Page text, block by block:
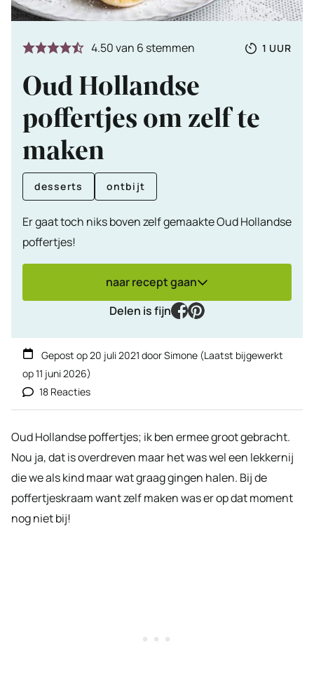
4.50van 6 stemmen
Totale
1 UUR
UUR
Oud Hollandse
poffertjes om zelf te
maken
desserts ontbijt
Er gaat toch niks boven zelf gemaakte Oud Hollandse
poffertjes!
naar recept gaan
Delen is fijn
facebook
pinterest
Gepost op20 juli 2021 doorSimone (Laatst bijgewerkt
op11 juni 2026)
18 Reacties
Oud Hollandse poffertjes; ik ben ermee groot gebracht.
Nou ja, dat is overdreven maar het was wel een lekkernij
die we als kind maar wat graag gingen halen. Bij de
poffertjeskraam want zelf maken was er op dat moment
nog niet bij!